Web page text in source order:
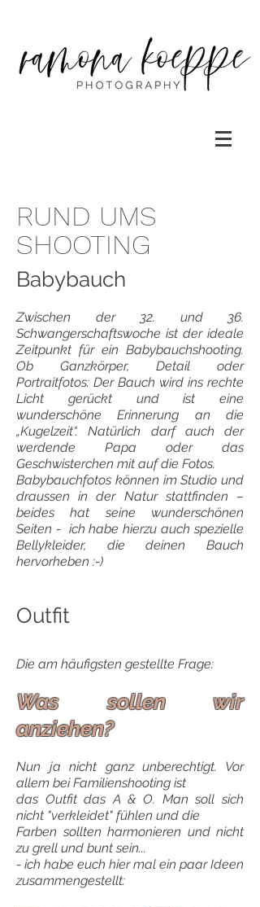
RUND UMS
SHOOTING
Babybauch
Zwischen der 32. und 36.
Schwangerschaftswoche ist der ideale
Zeitpunkt für ein Babybauchshooting.
Ob Ganzkörper, Detail oder
Portraitfotos: Der Bauch wird ins rechte
Licht gerückt und ist eine
wunderschöne Erinnerung an die
„Kugelzeit“. Natürlich darf auch der
werdende Papa oder das
Geschwisterchen mit auf die Fotos.
Babybauchfotos können im Studio und
draussen in der Natur stattfinden –
beides hat seine wunderschönen
Seiten - ich habe hierzu auch spezielle
Bellykleider, die deinen Bauch
hervorheben :-)
Outfit
Die am häufigsten gestellte Frage:
Was sollen wir
anziehen?
Nun ja nicht ganz unberechtigt. Vor
allem bei Familienshooting ist
das Outfit das A & O. Man soll sich
nicht "verkleidet" fühlen und die
Farben sollten harmonieren und nicht
zu grell und bunt sein...
- ich habe euch hier mal ein paar Ideen
zusammengestellt: